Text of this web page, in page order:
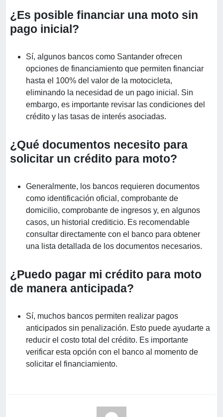
¿Es posible financiar una moto sin
pago inicial?
Sí, algunos bancos como Santander ofrecen
opciones de financiamiento que permiten financiar
hasta el 100% del valor de la motocicleta,
eliminando la necesidad de un pago inicial. Sin
embargo, es importante revisar las condiciones del
crédito y las tasas de interés asociadas.
¿Qué documentos necesito para
solicitar un crédito para moto?
Generalmente, los bancos requieren documentos
como identificación oficial, comprobante de
domicilio, comprobante de ingresos y, en algunos
casos, un historial crediticio. Es recomendable
consultar directamente con el banco para obtener
una lista detallada de los documentos necesarios.
¿Puedo pagar mi crédito para moto
de manera anticipada?
Sí, muchos bancos permiten realizar pagos
anticipados sin penalización. Esto puede ayudarte a
reducir el costo total del crédito. Es importante
verificar esta opción con el banco al momento de
solicitar el financiamiento.